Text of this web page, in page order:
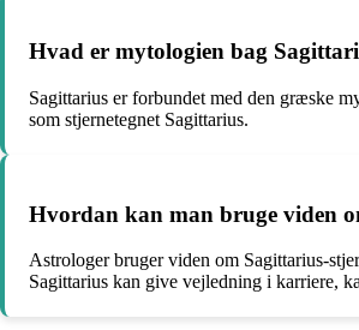
Hvad er mytologien bag
Sagittarius er forbundet med den græske
som stjernetegnet Sagittarius.
Hvordan kan man bruge viden
Astrologer bruger viden om Sagittarius-
Sagittarius kan give vejledning i karriere,